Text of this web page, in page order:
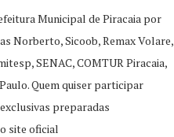
Municipal de Piracaia por
Norberto, Sicoob, Remax Volare,
SENAC, COMTUR Piracaia,
Quem quiser participar
preparadas
site oficial